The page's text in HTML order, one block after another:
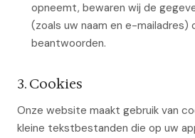
opneemt, bewaren wij de
(zoals uw naam en e-mailadres)
beantwoorden.
3. Cookies
Onze website maakt gebruik van
kleine tekstbestanden die op uw